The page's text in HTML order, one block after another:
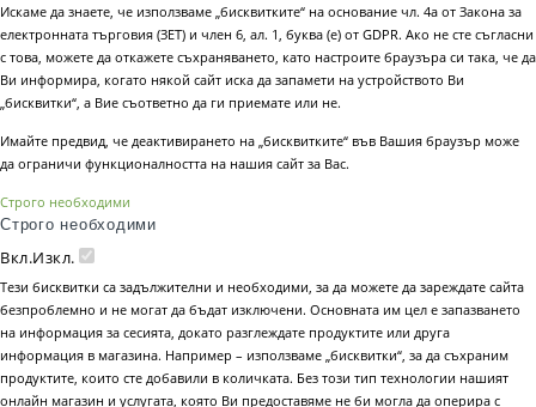
Искаме да знаете, че използваме „бисквитките“ на основание чл. 4а от Закона за
електронната търговия (ЗЕТ) и член 6, ал. 1, буква (е) от GDPR. Ако не сте съгласни
с това, можете да откажете съхраняването, като настроите браузъра си така, че да
Ви информира, когато някой сайт иска да запамети на устройството Ви
„бисквитки“, а Вие съответно да ги приемате или не.
Имайте предвид, че деактивирането на „бисквитките“ във Вашия браузър може
да ограничи функционалността на нашия сайт за Вас.
Строго необходими
Строго необходими
Вкл.Изкл.
Тези бисквитки са задължителни и необходими, за да можете да зареждате сайта
безпроблемно и не могат да бъдат изключени. Основната им цел е запазването
на информация за сесията, докато разглеждате продуктите или друга
информация в магазина. Например – използваме „бисквитки“, за да съхраним
продуктите, които сте добавили в количката. Без този тип технологии нашият
онлайн магазин и услугата, която Ви предоставяме не би могла да оперира с